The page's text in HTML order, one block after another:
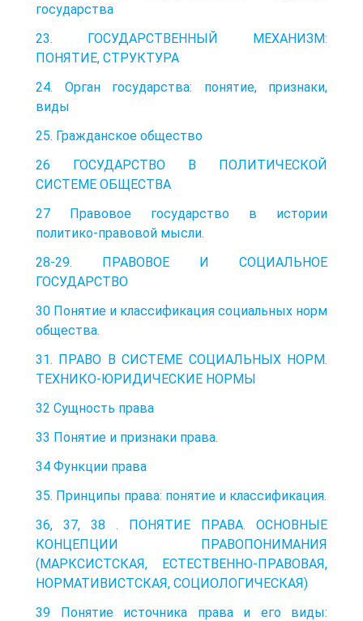
государства
23. ГОСУДАРСТВЕННЫЙ МЕХАНИЗМ:
ПОНЯТИЕ, СТРУКТУРА
24. Орган государства: понятие, признаки,
виды
25. Гражданское общество
26 ГОСУДАРСТВО В ПОЛИТИЧЕСКОЙ
СИСТЕМЕ ОБЩЕСТВА
27 Правовое государство в истории
политико-правовой мысли.
28-29. ПРАВОВОЕ И СОЦИАЛЬНОЕ
ГОСУДАРСТВО
30 Понятие и классификация социальных норм
общества.
31. ПРАВО В СИСТЕМЕ СОЦИАЛЬНЫХ НОРМ.
ТЕХНИКО-ЮРИДИЧЕСКИЕ НОРМЫ
32 Сущность права
33 Понятие и признаки права.
34 Функции права
35. Принципы права: понятие и классификация.
36, 37, 38 . ПОНЯТИЕ ПРАВА. ОСНОВНЫЕ
КОНЦЕПЦИИ ПРАВОПОНИМАНИЯ
(МАРКСИСТСКАЯ, ЕСТЕСТВЕННО-ПРАВОВАЯ,
НОРМАТИВИСТСКАЯ, СОЦИОЛОГИЧЕСКАЯ)
39 Понятие источника права и его виды: